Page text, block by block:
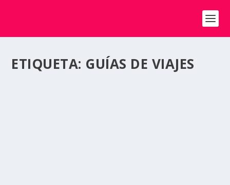
ETIQUETA: GUÍAS DE VIAJES